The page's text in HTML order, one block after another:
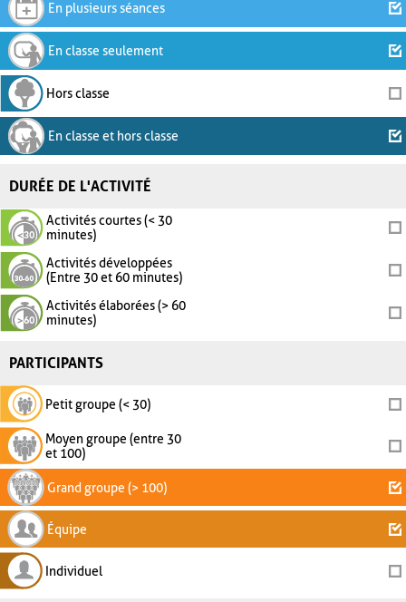
En plusieurs séances
En classe seulement
Hors classe
En classe et hors classe
DURÉE DE L'ACTIVITÉ
Activités courtes (< 30
minutes)
Activités développées
(Entre 30 et 60 minutes)
Activités élaborées (> 60
minutes)
PARTICIPANTS
Petit groupe (< 30)
Moyen groupe (entre 30
et 100)
Grand groupe (> 100)
Équipe
Individuel